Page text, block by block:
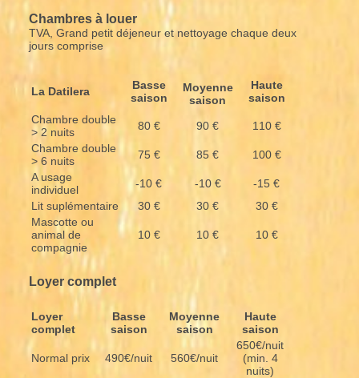
Chambres à louer
TVA, Grand petit déjeneur et nettoyage chaque deux
jours comprise
La Datilera
Basse
saison
Moyenne
saison
Haute
saison
Chambre double
> 2 nuits
80 € 90 €
110 €
Chambre double
> 6 nuits
75 € 85 €
100 €
A usage
individuel
-10 € -10 €
-15 €
Lit suplémentaire
30 € 30 €
30 €
Mascotte ou
animal de
compagnie
10 € 10 € 10 €
Loyer complet
Loyer
complet
Basse
saison
Moyenne
saison
Haute
saison
Normal prix 490€/nuit 560€/nuit
650€/nuit
(min. 4
nuits)